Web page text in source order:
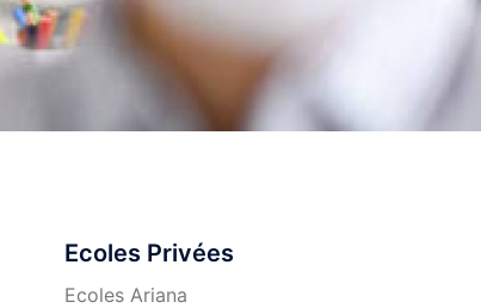
Ecoles Privées
Ecoles Ariana